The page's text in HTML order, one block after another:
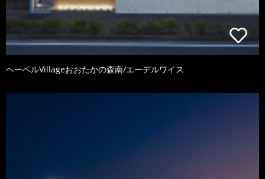
ヘーベルVillageおおたかの森南/エーデルワイス